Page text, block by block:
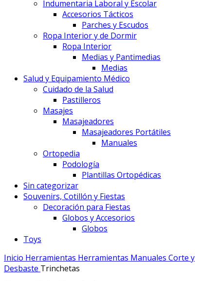
Indumentaria Laboral y Escolar
Accesorios Tácticos
Parches y Escudos
Ropa Interior y de Dormir
Ropa Interior
Medias y Pantimedias
Medias
Salud y Equipamiento Médico
Cuidado de la Salud
Pastilleros
Masajes
Masajeadores
Masajeadores Portátiles
Manuales
Ortopedia
Podología
Plantillas Ortopédicas
Sin categorizar
Souvenirs, Cotillón y Fiestas
Decoración para Fiestas
Globos y Accesorios
Globos
Toys
Inicio Herramientas Herramientas Manuales Corte y
Desbaste Trinchetas